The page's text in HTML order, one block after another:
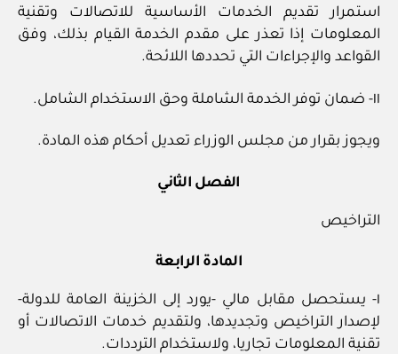
استمرار تقديم الخدمات الأساسية للاتصالات وتقنية
المعلومات إذا تعذر على مقدم الخدمة القيام بذلك، وفق
القواعد والإجراءات التي تحددها اللائحة.
١١- ضمان توفر الخدمة الشاملة وحق الاستخدام الشامل.
ويجوز بقرار من مجلس الوزراء تعديل أحكام هذه المادة.
الفصل الثاني
التراخيص
المادة الرابعة
١- يستحصل مقابل مالي -يورد إلى الخزينة العامة للدولة-
لإصدار التراخيص وتجديدها، ولتقديم خدمات الاتصالات أو
تقنية المعلومات تجاريا، ولاستخدام الترددات.